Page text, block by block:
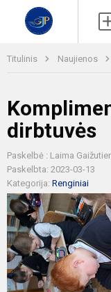
Titulinis Naujienos
dirbtuvės
Paskelbė : Laima
Paskelbta: 2023-03-13
Kategorija: Renginiai